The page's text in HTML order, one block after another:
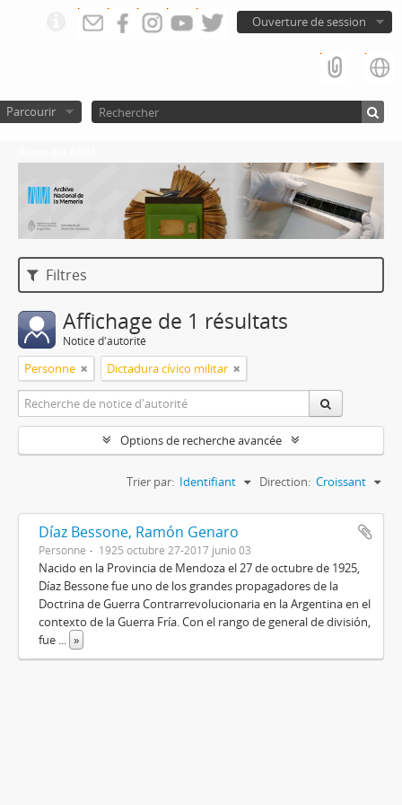
Ouverture de session
Parcourir
Filtres
Affichage de 1 résultats
Notice d'autorité
Personne Dictadura cívico militar
Options de recherche avancée
Trier par: Identifiant Direction: Croissant
Díaz Bessone, Ramón Genaro
Personne 1925 octubre 27-2017 junio 03
Nacido en la Provincia de Mendoza el 27 de octubre de 1925,
Díaz Bessone fue uno de los grandes propagadores de la
Doctrina de Guerra Contrarrevolucionaria en la Argentina en el
contexto de la Guerra Fría. Con el rango de general de división,
fue ... »